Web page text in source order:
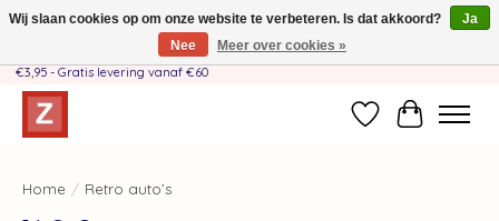
Handgemaakt door moeder-dochterteam❤️ - Verzendkosten BE & NL SLECHTS
€3,95 - Gratis levering vanaf €60
Verlanglijst
Home / Retro auto’s
Wij slaan cookies op om onze website te verbeteren. Is dat akkoord?
Ja
Nee
Meer over cookies »